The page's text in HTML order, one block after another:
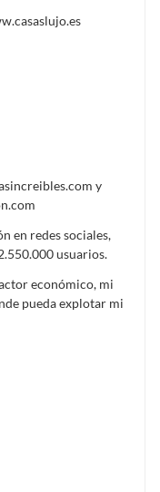
y
en redes sociales,
usuarios.
económico, mi
pueda explotar mi